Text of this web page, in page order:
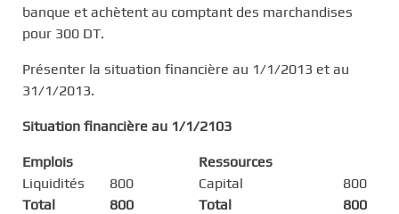
banque et achètent au comptant des marchandises
pour 300 DT.
Présenter la situation financière au 1/1/2013 et au
31/1/2013.
Situation financière au 1/1/2103
Emplois
Ressources
Liquidités
800 Capital
800
Total
800 Total 800